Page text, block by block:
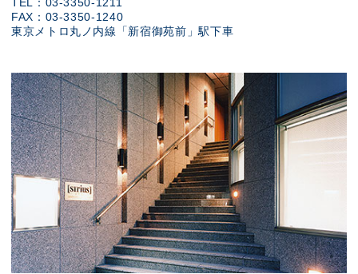
FAX：03-3350-1240
東京メトロ丸ノ内線「新宿御苑前」駅下車